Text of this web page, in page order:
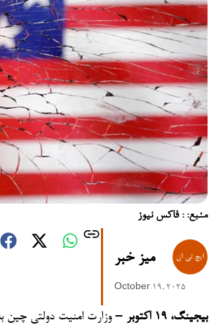
منبع: : فاکس نیوز
میز خبر
October 19, 2025
بیجینگ، ۱۹ اکتوبر –
وزارت امنیت دولتی چین